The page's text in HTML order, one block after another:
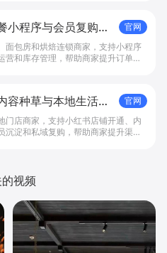
小程序与会员复购工
官网
面包房和烘焙连锁商家，支持小程序
营和库存管理，帮助商家提升订单转
容种草与本地生活转
官网
门店商家，支持小红书店铺开通、内
淀和私域复购，帮助商家提升渠道
视频